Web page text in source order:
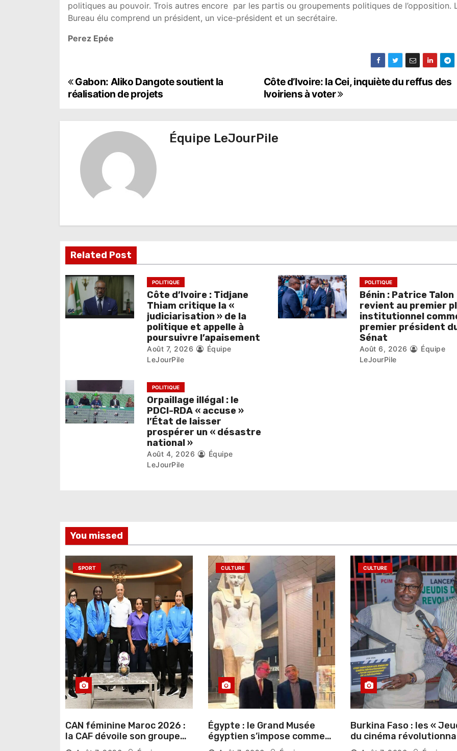
politiques au pouvoir. Trois autres encore par les partis ou groupements politiques de l’opposition.
Bureau élu comprend un président, un vice-président et un secrétaire.
Perez Epée
N
a
v
i
n
d
e
l
r
t
i
Côte d’Ivoire: la Cei, inquiète du reffus des
Ivoiriens à voter
Gabon: Aliko Dangote soutient la
réalisation de projets
Équipe LeJourPile
Related Post
POLITIQUE
Côte d’Ivoire : Tidjane
Thiam critique la «
judiciarisation » de la
politique et appelle à
poursuivre l’apaisement
Août 7, 2026
Équipe
LeJourPile
POLITIQUE
Bénin : Patrice Talon
revient au premier
institutionnel
premier président
Sénat
Août 6, 2026
Équipe
LeJourPile
POLITIQUE
Orpaillage illégal : le
PDCI-RDA « accuse »
l’État de laisser
prospérer un « désastre
national »
Août 4, 2026
Équipe
LeJourPile
You missed
SPORT
CAN féminine Maroc 2026 :
la CAF dévoile son groupe
d’experts chargé d’analyser
CULTURE
Égypte : le Grand Musée
égyptien s’impose comme
une vitrine du patrimoine
CULTURE
Burkina Faso : les «
du cinéma
lancés au Mémorial